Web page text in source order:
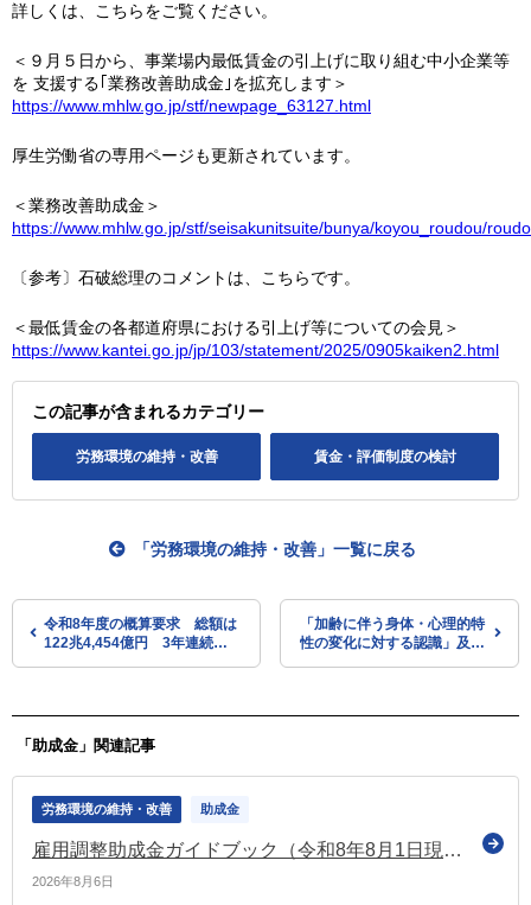
詳しくは、こちらをご覧ください。
＜９月５日から、事業場内最低賃金の引上げに取り組む中小企業等
を 支援する｢業務改善助成金｣を拡充します＞
https://www.mhlw.go.jp/stf/newpage_63127.html
厚生労働省の専用ページも更新されています。
＜業務改善助成金＞
https://www.mhlw.go.jp/stf/seisakunitsuite/bunya/koyou_roudou/
〔参考〕石破総理のコメントは、こちらです。
＜最低賃金の各都道府県における引上げ等についての会見＞
https://www.kantei.go.jp/jp/103/statement/2025/0905kaiken2.html
この記事が含まれるカテゴリー
労務環境の維持・改善 賃金・評価制度の検討
令和8年度の概算要求 総額は
122兆4,454億円 3年連続で
「労務環境の維持・改善」一覧に戻る
「加齢に伴う身体・心理的特
性の変化に対する認識」及び
「助成金」関連記事
労務環境の維持・改善 助成金
雇用調整助成金ガイドブック（令和8年8月1日現在版）を公表
2026年8月6日